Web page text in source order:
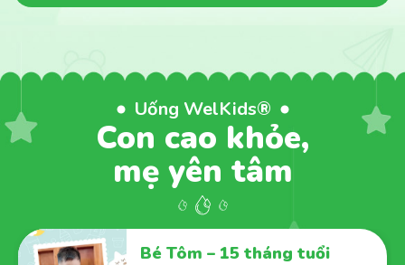
Uống WelKids®
Con cao khỏe,
mẹ yên tâm
Bé Tôm – 15 tháng tuổi